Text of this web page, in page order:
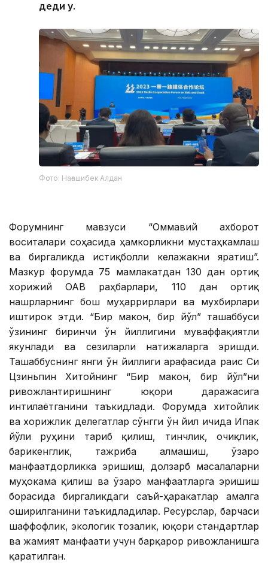
деди у.
Фото: Нағашибек Алдан
Форумнинг мавзуси “Оммавий ахборот
воситалари соҳасида ҳамкорликни мустаҳкамлаш
ва биргаликда истиқболли келажакни яратиш”.
Мазкур форумда 75 мамлакатдан 130 дан ортиқ
хорижий ОАВ раҳбарлари, 110 дан ортиқ
нашрларнинг бош муҳаррирлари ва мухбирлари
иштирок этди. “Бир макон, бир йўл” ташаббуси
ўзининг биринчи ўн йиллигини муваффақиятли
якунлади ва сезиларли натижаларга эришди.
Ташаббуснинг янги ўн йиллиги арафасида раис Си
Цзиньпин Хитойнинг “Бир макон, бир йўл”ни
ривожлантиришнинг юқори даражасига
интилаётганини таъкидлади. Форумда хитойлик
ва хорижлик делегатлар сўнгги ўн йил ичида Ипак
йўли руҳини тарғиб қилиш, тинчлик, очиқлик,
бағрикенглик, тажриба алмашиш, ўзаро
манфаатдорликка эришиш, долзарб масалаларни
муҳокама қилиш ва ўзаро манфаатларга эришиш
борасида биргаликдаги саъй-ҳаракатлар амалга
оширилганини таъкидладилар. Ресурслар, барчаси
шаффофлик, экологик тозалик, юқори стандартлар
ва жамият манфаати учун барқарор ривожланишга
қаратилган.